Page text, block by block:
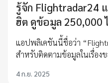
รู้จัก Flightradar24
ฮิต ดูข้อมูล 250,000
แอปพลิเคชันนี้ชื่อว่า
สำหรับติดตามข้อมูลในเรื่อง
4 ก.ย. 2025